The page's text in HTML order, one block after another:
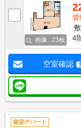
画像 : 23枚
管
敷
4
空室確認
賃貸アパート